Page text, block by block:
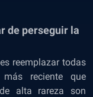
de perseguir la
reemplazar todas
reciente que
alta rareza son